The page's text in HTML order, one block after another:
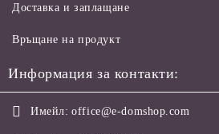
Доставка и заплащане
Връщане на продукт
Информация за контакти:
Имейл: office@e-domshop.com